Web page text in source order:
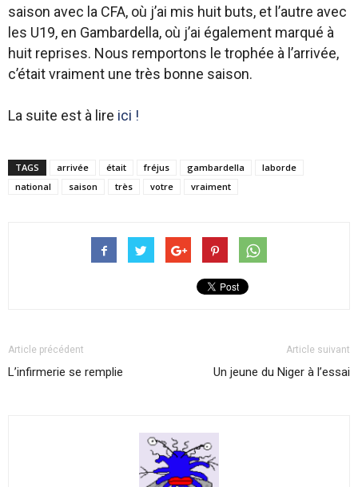
saison avec la CFA, où j’ai mis huit buts, et l’autre avec
les U19, en Gambardella, où j’ai également marqué à
huit reprises. Nous remportons le trophée à l’arrivée,
c’était vraiment une très bonne saison.
La suite est à lire ici !
TAGS arrivée était fréjus gambardella
laborde
national
saison très votre vraiment
Article précédent
L’infirmerie se remplie
Article suivant
Un jeune du Niger à l’essai